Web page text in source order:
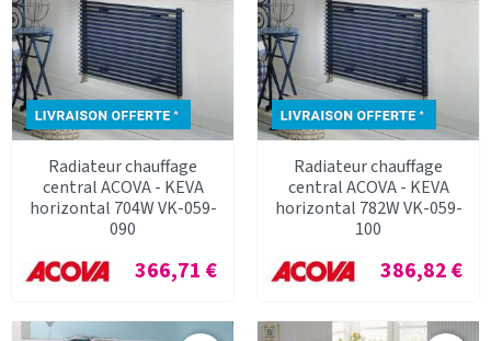
Radiateur chauffage
central ACOVA - KEVA
horizontal 704W VK-059-
090
Prix
366,71 €
Radiateur chauffage
central ACOVA - KEVA
horizontal 782W VK-059-
100
Prix
386,82 €